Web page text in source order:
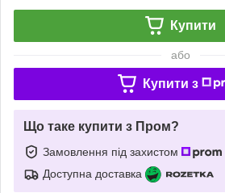
Купити
або
Купити з
Що таке купити з Пром?
Замовлення під захистом
Доступна доставка